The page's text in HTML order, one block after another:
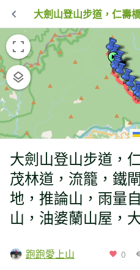
大劍山登山步道，
茂林道，流籠，鐵
地，推論山，雨量
山，油婆蘭山屋，
跑跑愛上山 0